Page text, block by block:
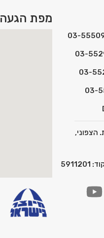
מתקן נייר
2 א.ת. הצפוני,
מפת הגעה